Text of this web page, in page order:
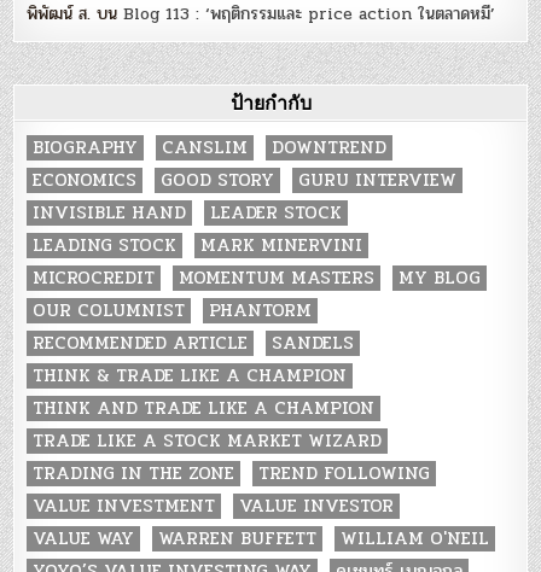
พิพัฒน์ ส. บนBlog 113 : ‘พฤติกรรมและ price action ในตลาดหมี’
ป้ายกำกับ
BIOGRAPHY CANSLIM
DOWNTREND
ECONOMICS
GOOD STORY
GURU INTERVIEW
INVISIBLE HAND
LEADER STOCK
LEADING STOCK
MARK MINERVINI
MICROCREDIT
MOMENTUM MASTERS
MY BLOG
OUR COLUMNIST
PHANTORM
RECOMMENDED ARTICLE
SANDELS
THINK & TRADE LIKE A CHAMPION
THINK AND TRADE LIKE A CHAMPION
TRADE LIKE A STOCK MARKET WIZARD
TRADING IN THE ZONE
TREND FOLLOWING
VALUE INVESTMENT
VALUE INVESTOR
VALUE WAY
WARREN BUFFETT
WILLIAM O'NEIL